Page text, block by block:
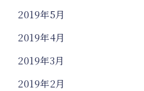
2019年5月
2019年4月
2019年3月
2019年2月